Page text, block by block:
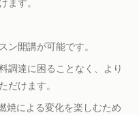
ン開講が可能です。
調達に困ることなく、より
だけます。
焼による変化を楽しむため